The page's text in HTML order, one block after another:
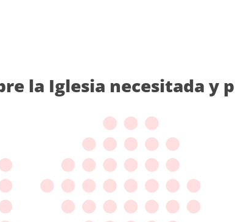
la Iglesia necesitada y